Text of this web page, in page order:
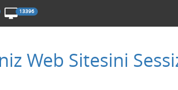
13396
Web Sitesini